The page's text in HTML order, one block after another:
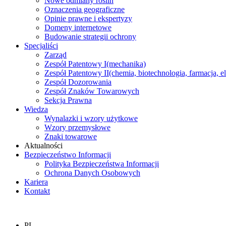
Oznaczenia geograficzne
Opinie prawne i ekspertyzy
Domeny internetowe
Budowanie strategii ochrony
Specjaliści
Zarząd
Zespół Patentowy I(mechanika)
Zespół Patentowy II(chemia, biotechnologia, farmacja,
Zespół Dozorowania
Zespół Znaków Towarowych
Sekcja Prawna
Wiedza
Wynalazki i wzory użytkowe
Wzory przemysłowe
Znaki towarowe
Aktualności
Bezpieczeństwo Informacji
Polityka Bezpieczeństwa Informacji
Ochrona Danych Osobowych
Kariera
Kontakt